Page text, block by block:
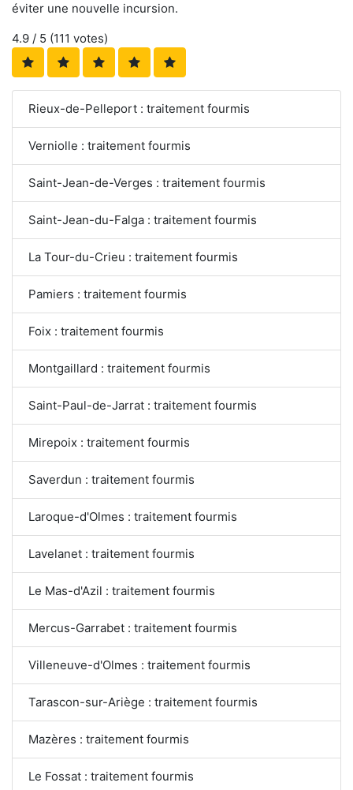
éviter une nouvelle incursion.
4.9 / 5 (111 votes)
Rieux-de-Pelleport : traitement fourmis
Verniolle : traitement fourmis
Saint-Jean-de-Verges : traitement fourmis
Saint-Jean-du-Falga : traitement fourmis
La Tour-du-Crieu : traitement fourmis
Pamiers : traitement fourmis
Foix : traitement fourmis
Montgaillard : traitement fourmis
Saint-Paul-de-Jarrat : traitement fourmis
Mirepoix : traitement fourmis
Saverdun : traitement fourmis
Laroque-d'Olmes : traitement fourmis
Lavelanet : traitement fourmis
Le Mas-d'Azil : traitement fourmis
Mercus-Garrabet : traitement fourmis
Villeneuve-d'Olmes : traitement fourmis
Tarascon-sur-Ariège : traitement fourmis
Mazères : traitement fourmis
Le Fossat : traitement fourmis